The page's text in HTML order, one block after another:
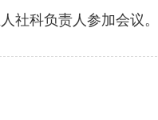
科负责人参加会议。